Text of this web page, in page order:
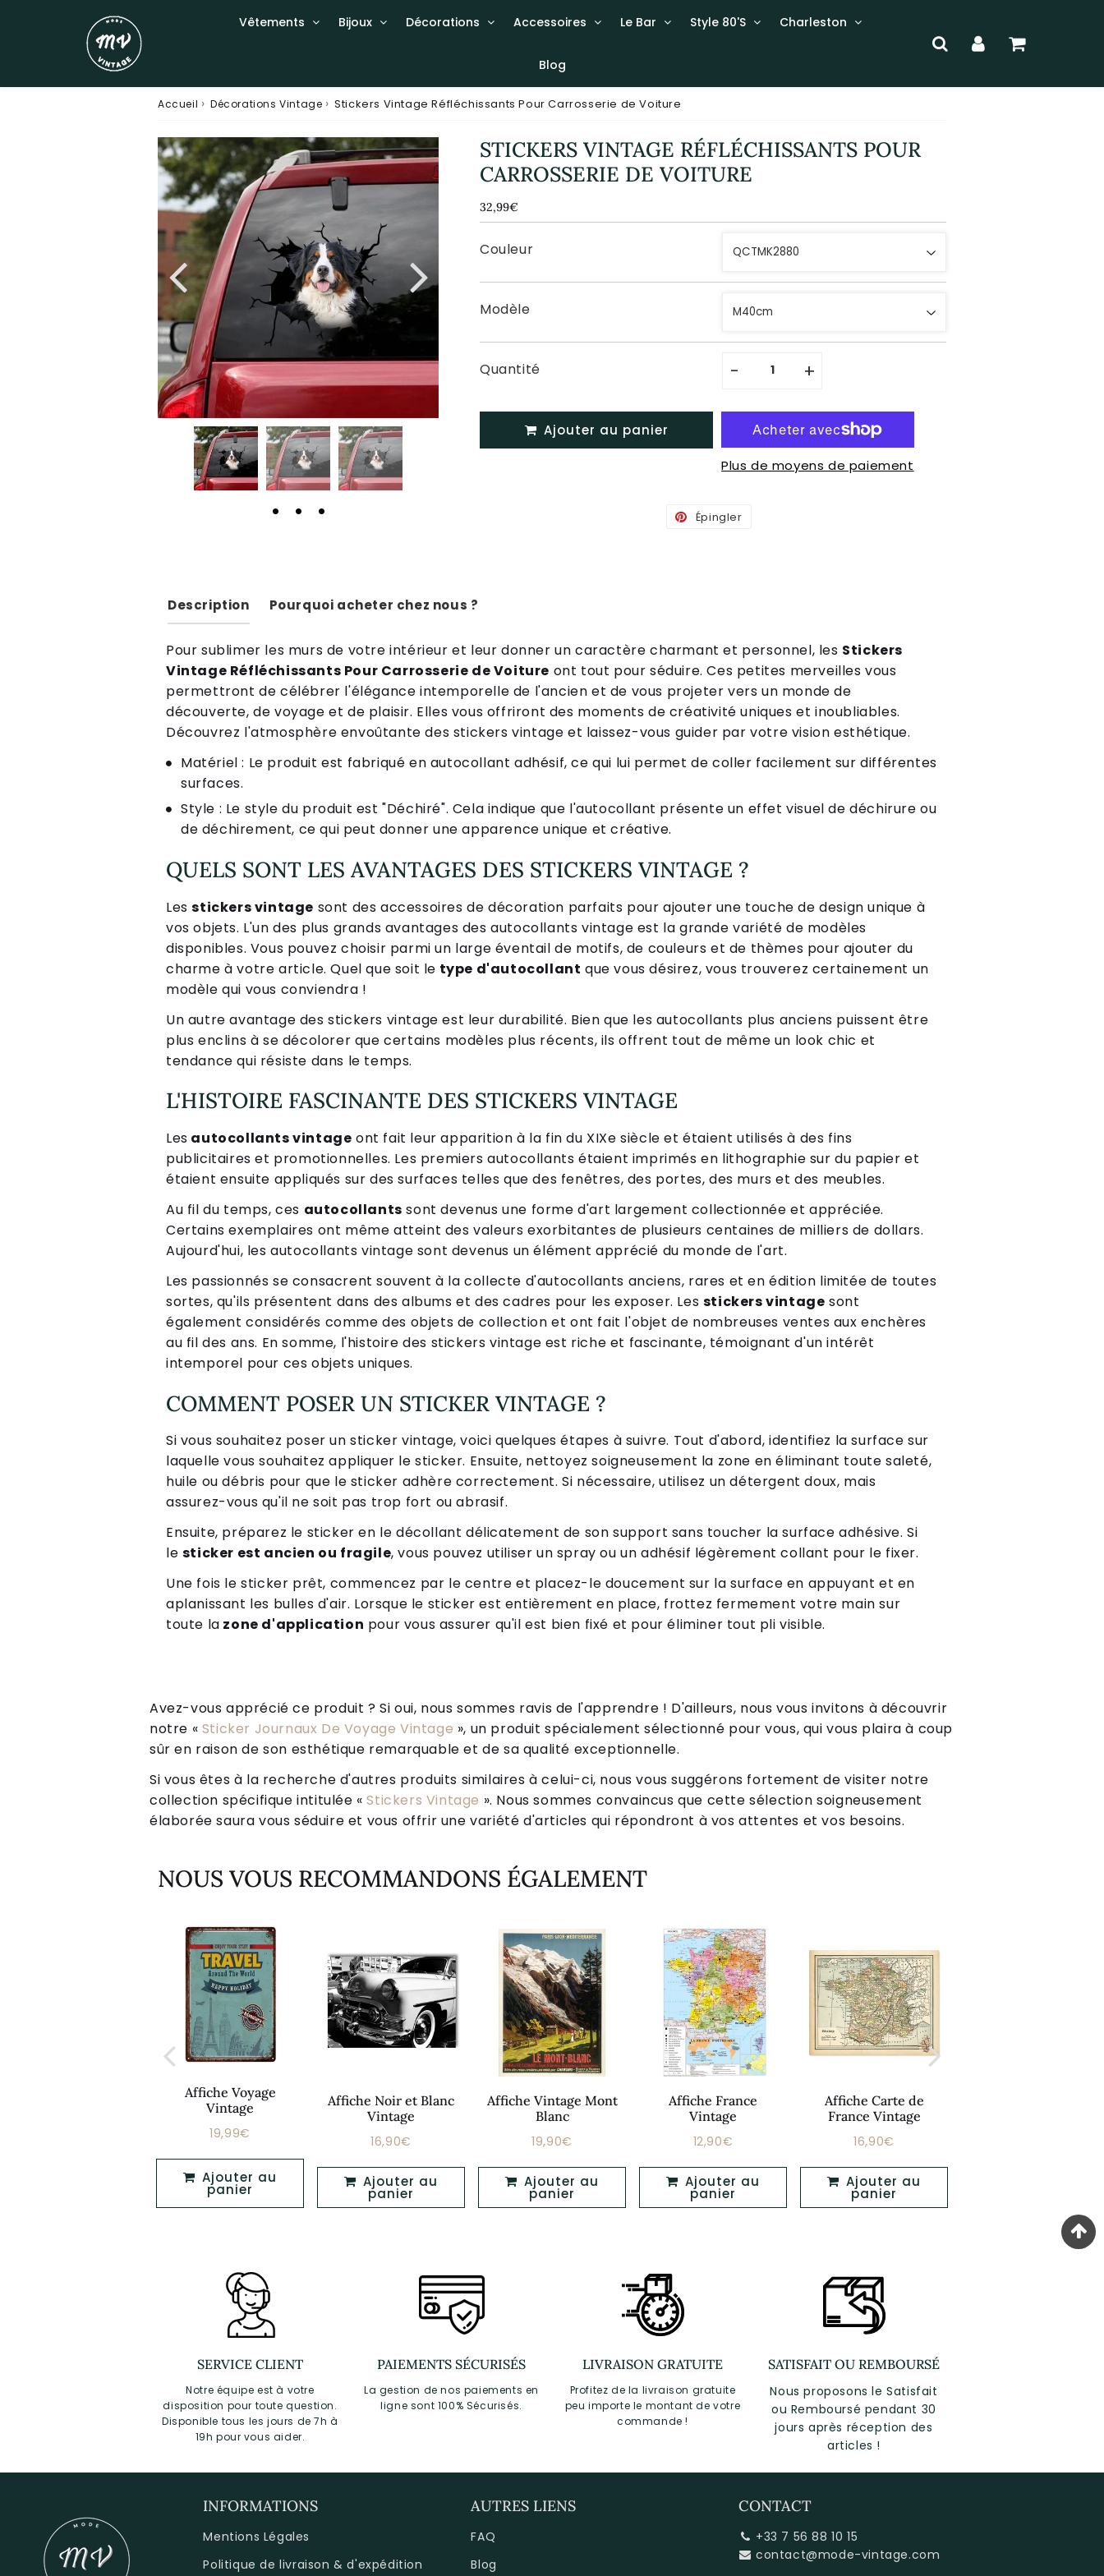
Vêtements Bijoux Décorations Accessoires Le Bar Style 80'S Charleston
Blog
Accueil › Décorations Vintage › Stickers Vintage Réfléchissants Pour Carrosserie de Voiture
STICKERS VINTAGE RÉFLÉCHISSANTS POUR
CARROSSERIE DE VOITURE
32,99€
Couleur
Modèle
Quantité - +
Ajouter au panier
Plus de moyens de paiement
Épingler
Description Pourquoi acheter chez nous ?
Pour sublimer les murs de votre intérieur et leur donner un caractère charmant et personnel, les Stickers
Vintage Réfléchissants Pour Carrosserie de Voiture ont tout pour séduire. Ces petites merveilles vous
permettront de célébrer l'élégance intemporelle de l'ancien et de vous projeter vers un monde de
découverte, de voyage et de plaisir. Elles vous offriront des moments de créativité uniques et inoubliables.
Découvrez l'atmosphère envoûtante des stickers vintage et laissez-vous guider par votre vision esthétique.
Matériel : Le produit est fabriqué en autocollant adhésif, ce qui lui permet de coller facilement sur différentes
surfaces.
Style : Le style du produit est "Déchiré". Cela indique que l'autocollant présente un effet visuel de déchirure ou
de déchirement, ce qui peut donner une apparence unique et créative.
QUELS SONT LES AVANTAGES DES STICKERS VINTAGE ?
Les stickers vintage sont des accessoires de décoration parfaits pour ajouter une touche de design unique à
vos objets. L'un des plus grands avantages des autocollants vintage est la grande variété de modèles
disponibles. Vous pouvez choisir parmi un large éventail de motifs, de couleurs et de thèmes pour ajouter du
charme à votre article. Quel que soit le type d'autocollant que vous désirez, vous trouverez certainement un
modèle qui vous conviendra !
Un autre avantage des stickers vintage est leur durabilité. Bien que les autocollants plus anciens puissent être
plus enclins à se décolorer que certains modèles plus récents, ils offrent tout de même un look chic et
tendance qui résiste dans le temps.
L'HISTOIRE FASCINANTE DES STICKERS VINTAGE
Les autocollants vintage ont fait leur apparition à la fin du XIXe siècle et étaient utilisés à des fins
publicitaires et promotionnelles. Les premiers autocollants étaient imprimés en lithographie sur du papier et
étaient ensuite appliqués sur des surfaces telles que des fenêtres, des portes, des murs et des meubles.
Au fil du temps, ces autocollants sont devenus une forme d'art largement collectionnée et appréciée.
Certains exemplaires ont même atteint des valeurs exorbitantes de plusieurs centaines de milliers de dollars.
Aujourd'hui, les autocollants vintage sont devenus un élément apprécié du monde de l'art.
Les passionnés se consacrent souvent à la collecte d'autocollants anciens, rares et en édition limitée de toutes
sortes, qu'ils présentent dans des albums et des cadres pour les exposer. Les stickers vintage sont
également considérés comme des objets de collection et ont fait l'objet de nombreuses ventes aux enchères
au fil des ans. En somme, l'histoire des stickers vintage est riche et fascinante, témoignant d'un intérêt
intemporel pour ces objets uniques.
COMMENT POSER UN STICKER VINTAGE ?
Si vous souhaitez poser un sticker vintage, voici quelques étapes à suivre. Tout d'abord, identifiez la surface sur
laquelle vous souhaitez appliquer le sticker. Ensuite, nettoyez soigneusement la zone en éliminant toute saleté,
huile ou débris pour que le sticker adhère correctement. Si nécessaire, utilisez un détergent doux, mais
assurez-vous qu'il ne soit pas trop fort ou abrasif.
Ensuite, préparez le sticker en le décollant délicatement de son support sans toucher la surface adhésive. Si
le sticker est ancien ou fragile, vous pouvez utiliser un spray ou un adhésif légèrement collant pour le fixer.
Une fois le sticker prêt, commencez par le centre et placez-le doucement sur la surface en appuyant et en
aplanissant les bulles d'air. Lorsque le sticker est entièrement en place, frottez fermement votre main sur
toute la zone d'application pour vous assurer qu'il est bien fixé et pour éliminer tout pli visible.
Avez-vous apprécié ce produit ? Si oui, nous sommes ravis de l'apprendre ! D'ailleurs, nous vous invitons à découvrir
notre « Sticker Journaux De Voyage Vintage », un produit spécialement sélectionné pour vous, qui vous plaira à coup
sûr en raison de son esthétique remarquable et de sa qualité exceptionnelle.
Si vous êtes à la recherche d'autres produits similaires à celui-ci, nous vous suggérons fortement de visiter notre
collection spécifique intitulée «Stickers Vintage ». Nous sommes convaincus que cette sélection soigneusement
élaborée saura vous séduire et vous offrir une variété d'articles qui répondront à vos attentes et vos besoins.
NOUS VOUS RECOMMANDONS ÉGALEMENT
Affiche Voyage
Vintage
Prix
19,99€
Ajouter au
panier
Affiche Noir et Blanc
Vintage
Prix
16,90€
panier
Affiche Vintage Mont
Blanc
Prix
19,90€
panier
Affiche France
Vintage
Prix
12,90€
panier
Affiche Carte de
France Vintage
Prix
16,90€
panier
SERVICE CLIENT
Notre équipe est à votre
disposition pour toute question.
Disponible tous les jours de 7h à
19h pour vous aider.
PAIEMENTS SÉCURISÉS
La gestion de nos paiements en
ligne sont 100% Sécurisés.
LIVRAISON GRATUITE
Profitez de la livraison gratuite
peu importe le montant de votre
commande !
SATISFAIT OU REMBOURSÉ
Nous proposons le Satisfait
ou Remboursé pendant 30
jours après réception des
articles !
INFORMATIONS
Mentions Légales
Politique de livraison & d'expédition
AUTRES LIENS
FAQ
Blog
CONTACT
+33 7 56 88 10 15
contact@mode-vintage.com